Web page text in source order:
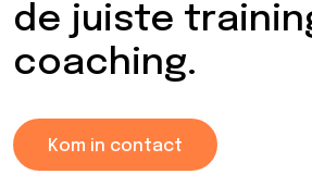
de juiste
coaching.
Kom in contact